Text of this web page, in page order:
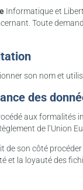
Informatique et
Toute
son nom et
des
aux
de l’Union
de son côté
et la loyauté des